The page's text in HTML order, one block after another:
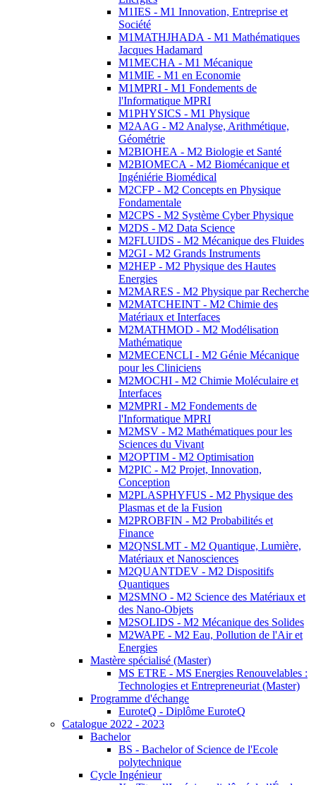
M1IES - M1 Innovation, Entreprise et
Société
M1MATHJHADA - M1 Mathématiques
Jacques Hadamard
M1MECHA - M1 Mécanique
M1MIE - M1 en Economie
M1MPRI - M1 Fondements de
l'Informatique MPRI
M1PHYSICS - M1 Physique
M2AAG - M2 Analyse, Arithmétique,
Géométrie
M2BIOHEA - M2 Biologie et Santé
M2BIOMECA - M2 Biomécanique et
Ingéniérie Biomédical
M2CFP - M2 Concepts en Physique
Fondamentale
M2CPS - M2 Système Cyber Physique
M2DS - M2 Data Science
M2FLUIDS - M2 Mécanique des Fluides
M2GI - M2 Grands Instruments
M2HEP - M2 Physique des Hautes
Energies
M2MARES - M2 Physique par Recherche
M2MATCHEINT - M2 Chimie des
Matériaux et Interfaces
M2MATHMOD - M2 Modélisation
Mathématique
M2MECENCLI - M2 Génie Mécanique
pour les Cliniciens
M2MOCHI - M2 Chimie Moléculaire et
Interfaces
M2MPRI - M2 Fondements de
l'Informatique MPRI
M2MSV - M2 Mathématiques pour les
Sciences du Vivant
M2OPTIM - M2 Optimisation
M2PIC - M2 Projet, Innovation,
Conception
M2PLASPHYFUS - M2 Physique des
Plasmas et de la Fusion
M2PROBFIN - M2 Probabilités et
Finance
M2QNSLMT - M2 Quantique, Lumière,
Matériaux et Nanosciences
M2QUANTDEV - M2 Dispositifs
Quantiques
M2SMNO - M2 Science des Matériaux et
des Nano-Objets
M2SOLIDS - M2 Mécanique des Solides
M2WAPE - M2 Eau, Pollution de l'Air et
Energies
Mastère spécialisé (Master)
MS ETRE - MS Energies Renouvelables :
Technologies et Entrepreneuriat (Master)
Programme d'échange
EuroteQ - Diplôme EuroteQ
Catalogue 2022 - 2023
Bachelor
BS - Bachelor of Science de l'Ecole
polytechnique
Cycle Ingénieur